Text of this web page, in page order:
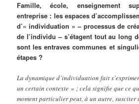
Famille, école, enseignement
entreprise : les espaces
d’« individuation » – processus de
de l’individu – s’étagent tout au long
sont les entraves communes et
étapes ?
La dynamique d’individuation fait
un certain contexte » ; cela signifie que ce
moment particulier peut, à un autre, susciter